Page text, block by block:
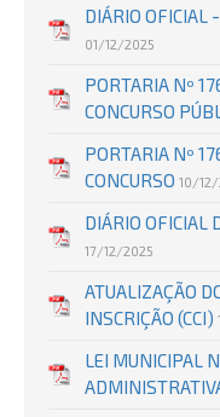
DIÁRIO
01/12/2025
PORTARIA Nº
CONCURSO
PORTARIA Nº
CONCURSO 10/12/
DIÁRIO OFICIAL
17/12/2025
ATUALIZAÇÃO
INSCRIÇÃO (CCI)
LEI MUNICIPAL